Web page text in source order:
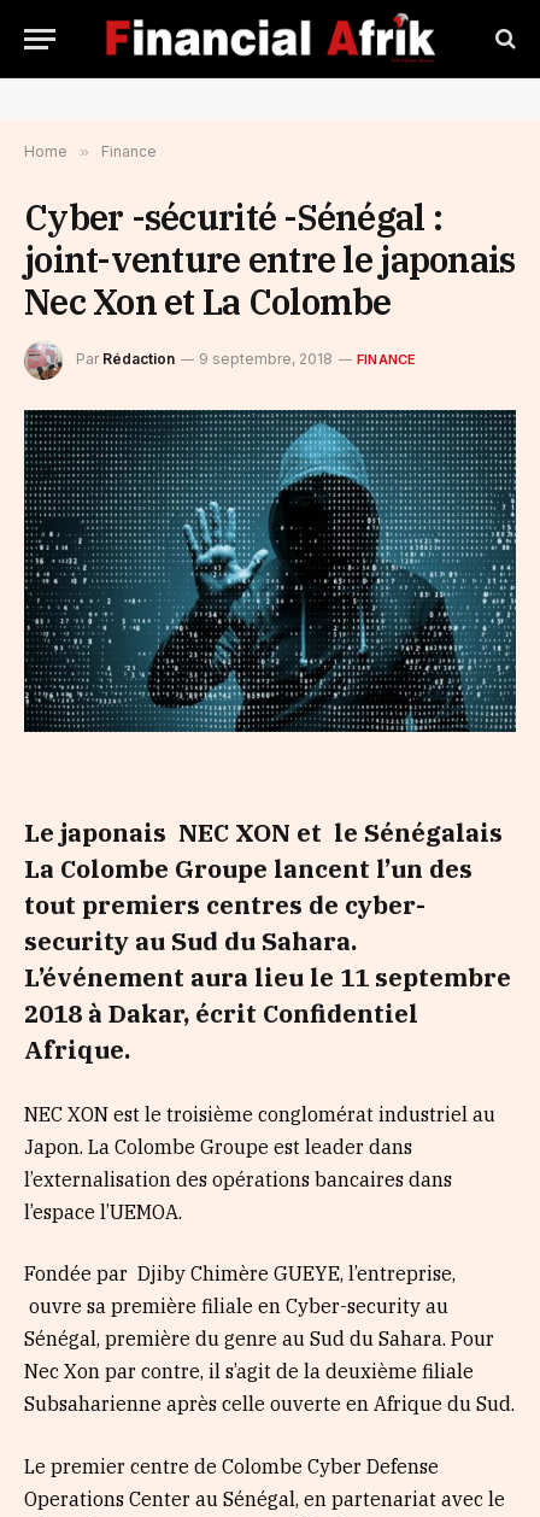
Home » Finance
Cyber -sécurité -Sénégal :
joint-venture entre le japonais
Nec Xon et La Colombe
Par Rédaction 9 septembre, 2018 FINANCE
Le japonais NEC XON et le Sénégalais
La Colombe Groupe lancent l’un des
tout premiers centres de cyber-
security au Sud du Sahara.
L’événement aura lieu le 11 septembre
2018 à Dakar, écrit Confidentiel
Afrique.
NEC XON est le troisième conglomérat industriel au
Japon. La Colombe Groupe est leader dans
l’externalisation des opérations bancaires dans
l’espace l’UEMOA.
Fondée par Djiby Chimère GUEYE, l’entreprise,
ouvre sa première filiale en Cyber-security au
Sénégal, première du genre au Sud du Sahara. Pour
Nec Xon par contre, il s’agit de la deuxième filiale
Subsaharienne après celle ouverte en Afrique du Sud.
Le premier centre de Colombe Cyber Defense
Operations Center au Sénégal, en partenariat avec le